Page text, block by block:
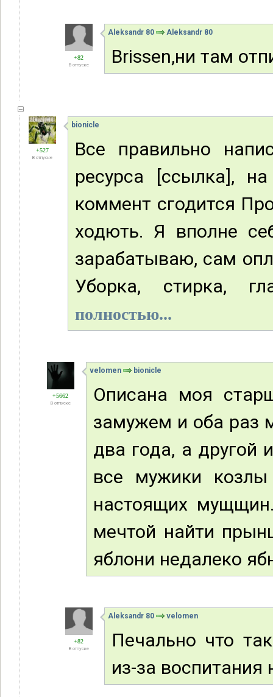
+82
В отпуске
Aleksandr 80 Aleksandr 80
Brissen,ни там
+527
В отпуске
bionicle
Все правильно
ресурса [ссылка],
коммент сгодится
ходють. Я вполне
зарабатываю, сам
Уборка, стирка,
полностью...
+5662
В отпуске
velomen bionicle
Описана моя
замужем и оба раз
два года, а другой
все мужики
настоящих
мечтой найти
яблони недалеко
+82
В отпуске
Aleksandr 80 velomen
Печально что
из-за